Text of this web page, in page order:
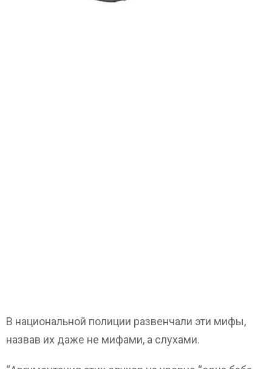
В национальной полиции развенчали эти мифы,
назвав их даже не мифами, а слухами.